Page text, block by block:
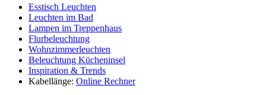
Esstisch Leuchten
Leuchten im Bad
Lampen im Treppenhaus
Flurbeleuchtung
Wohnzimmerleuchten
Beleuchtung Kücheninsel
Inspiration & Trends
Kabellänge: Online Rechner